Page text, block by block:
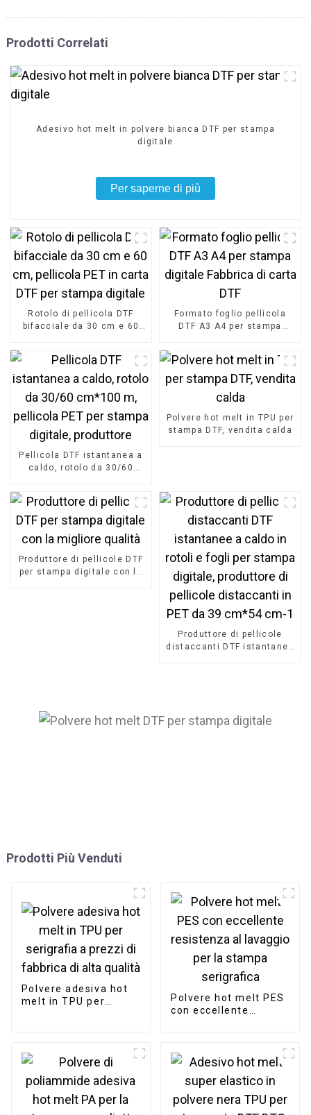
Prodotti Correlati
Adesivo hot melt in polvere bianca DTF per stampa
digitale
Per saperne di più
Rotolo di pellicola DTF
bifacciale da 30 cm e 60
Formato foglio pellicola
DTF A3 A4 per stampa
Pellicola DTF istantanea a
caldo, rotolo da 30/60
produttore
Polvere hot melt in TPU per
stampa DTF, vendita calda
Produttore di pellicole DTF
per stampa digitale con la
Produttore di pellicole
distaccanti DTF istantanee
Prodotti Più Venduti
Polvere adesiva hot
melt in TPU per
Polvere hot melt PES
con eccellente